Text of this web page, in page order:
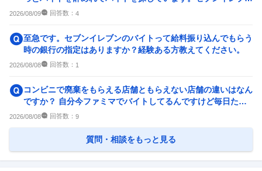
企業の選考に関するクチコミ
28件 32件
でバイトしようと考えて...
2026/08/09 回答数： 4
至急です。セブンイレブンのバイトって給料振り込んでもらう
時の銀行の指定はありますか？経験ある方教えてください。
2026/08/08 回答数： 1
コンビニで廃棄をもらえる店舗ともらえない店舗の違いはなん
ですか？ 自分今ファミマでバイトしてるんですけど毎日たく
さんもらえます！ ...
2026/08/08 回答数： 9
質問・相談をもっと見る